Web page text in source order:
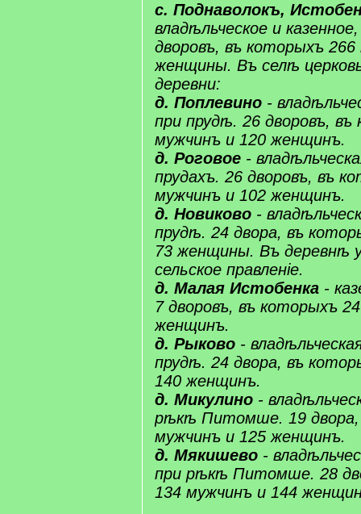
​с.​ Поднаволокъ,
владѣльческое и
дворовъ, въ которыхъ
женщины. Въ селѣ
деревни:
д. ​Поплевино -
при прудѣ. 26 дворовъ, въ
мужчинъ и 120 женщинъ.
д. Роговое -
прудахъ. 26 дворовъ, въ
мужчинъ и 102 женщинъ.
д. ​Новиково -
прудѣ. 24 двора, въ
73 женщины. Въ деревнѣ
сельское правленіе.
д. Малая ​Истобенка​ -
7 дворовъ, въ которыхъ
женщинъ.
д. ​Рыково -
прудѣ. 24 двора, въ
140 женщинъ.
д. Микулино -
рѣкѣ ​Питомше​. 19 двора,
мужчинъ и 125 женщинъ.
д. ​Мякишево -
при рѣкѣ ​Питомше​. 28
134 мужчинъ и 144